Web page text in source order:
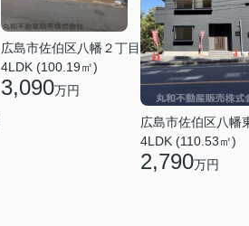
広島市佐伯区八幡２丁目
4LDK (100.19㎡)
3,090万円
広島市佐伯区八幡
4LDK (110.53㎡)
2,790万円